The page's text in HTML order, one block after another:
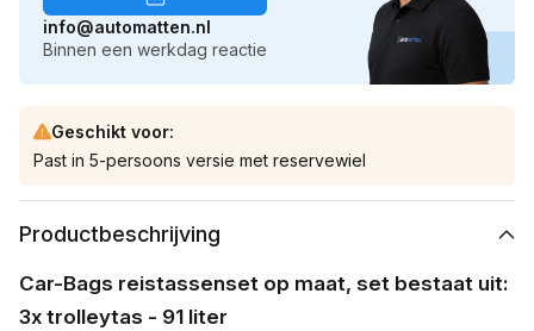
Geschikt voor:
Past in 5-persoons versie met reservewiel
Productbeschrijving
Car-Bags reistassenset op maat, set bestaat uit:
3x trolleytas - 91 liter
info@automatten.nl
Binnen een werkdag reactie